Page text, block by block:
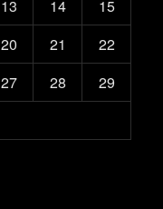
13 14
15
20 21
22
27 28
29